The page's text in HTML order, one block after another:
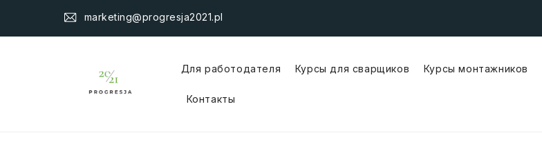
marketing@progresja2021.pl
Для работодателя Курсы для сварщиков Курсы монтажников
Контакты